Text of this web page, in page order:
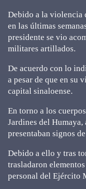
Debido a la violencia
en las últimas
presidente se vio
militares artillados.
De acuerdo con lo
a pesar de que en su
capital sinaloense.
En torno a los
Jardines del
presentaban signos
Debido a ello y tras
trasladaron
personal del Ejército